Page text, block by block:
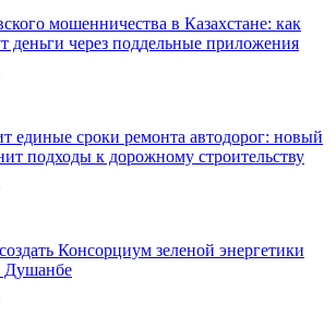
мошенничества в Казахстане: как
деньги через поддельные приложения
единые сроки ремонта автодорог: новый
подходы к дорожному строительству
Консорциум зеленой энергетики